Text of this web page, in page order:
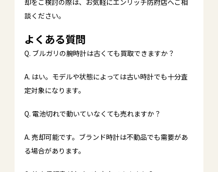
談ください。
よくある質問
Q. ブルガリの腕時計は古くても買取できますか？
A. はい。モデルや状態によっては古い時計でも十分査
定対象になります。
Q. 電池切れで動いていなくても売れますか？
A. 売却可能です。ブランド時計は不動品でも需要があ
る場合があります。